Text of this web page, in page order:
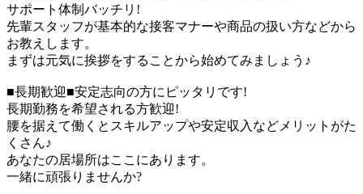
サポート体制バッチリ!
先輩スタッフが基本的な接客マナーや商品の扱い方などから
お教えします。
まずは元気に挨拶をすることから始めてみましょう♪
■長期歓迎■安定志向の方にピッタリです!
長期勤務を希望される方歓迎!
腰を据えて働くとスキルアップや安定収入などメリットがた
くさん♪
あなたの居場所はここにあります。
一緒に頑張りませんか?